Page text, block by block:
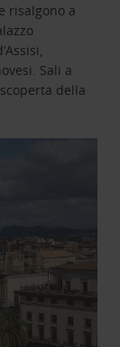
risalgono a
Sali a
della